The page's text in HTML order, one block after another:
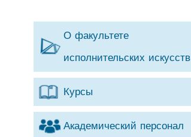
О факультете
исполнительских искусств
Курсы
Академический персонал